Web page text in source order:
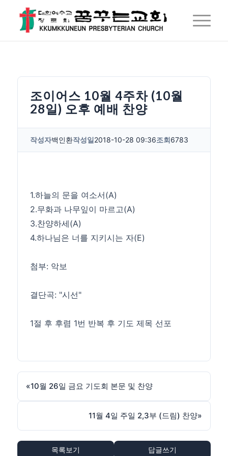
조이어스 10월 4주차 (10월
28일) 오후 예배 찬양
작성자백인환작성일2018-10-28 09:36조회6783
1.하늘의 문을 여소서(A)
2.무화과 나무잎이 마르고(A)
3.찬양하세(A)
4.하나님은 너를 지키시는 자(E)
첨부: 악보
결단곡: "시선"
1절 후 후렴 1번 반복 후 기도 제목 선포
«10월 26일 금요 기도회 본문 및 찬양
11월 4일 주일 2,3부 (드림) 찬양»
목록보기 답글쓰기